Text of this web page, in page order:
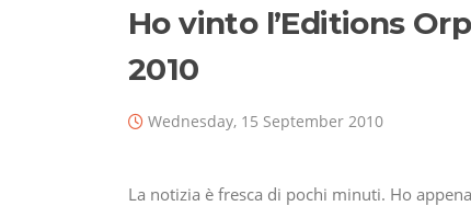
Ho vinto l’Editions
2010
Wednesday, 15 September 2010
La notizia è fresca di pochi minuti. Ho